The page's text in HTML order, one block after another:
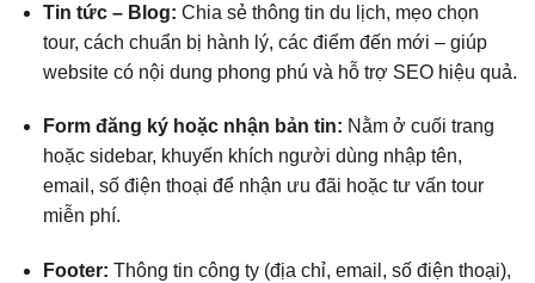
Tin tức – Blog: Chia sẻ thông tin du lịch, mẹo chọn
tour, cách chuẩn bị hành lý, các điểm đến mới – giúp
website có nội dung phong phú và hỗ trợ SEO hiệu quả.
Form đăng ký hoặc nhận bản tin: Nằm ở cuối trang
hoặc sidebar, khuyến khích người dùng nhập tên,
email, số điện thoại để nhận ưu đãi hoặc tư vấn tour
miễn phí.
Footer: Thông tin công ty (địa chỉ, email, số điện thoại),